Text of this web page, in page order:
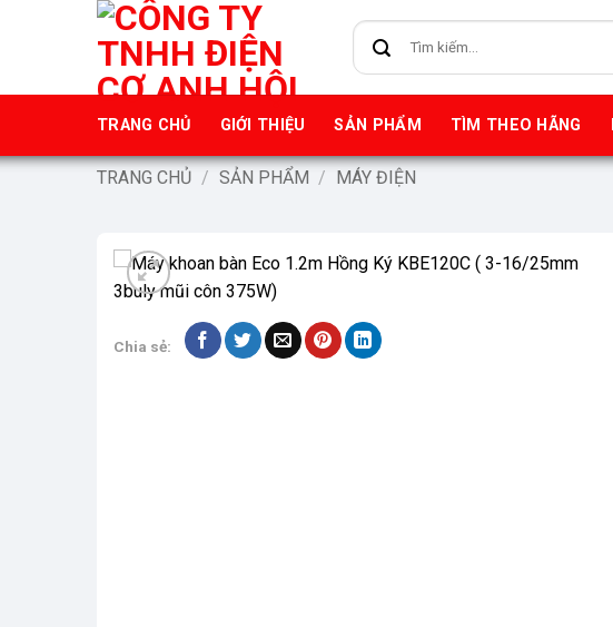
dung
Tìm
kiếm:
TRANG CHỦ GIỚI THIỆU SẢN PHẨM TÌM THEO HÃNG
TRANG CHỦ / SẢN PHẨM / MÁY ĐIỆN
Chia sẻ: